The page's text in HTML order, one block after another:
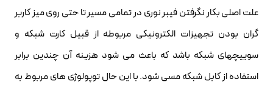
علت اصلی بکار نگرفتن فیبر نوری در تمامی مسیر تا حتی روی میز کاربر
گران بودن تجهیزات الکترونیکی مربوطه از قبیل کارت شبکه و
سوییچهای شبکه باشد که باعث می شود هزینه آن چندین برابر
استفاده از کابل شبکه مسی شود. با این حال توپولوژی های مربوط به